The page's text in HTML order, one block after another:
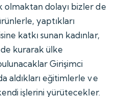
olmaktan dolayı bizler de
yaptıkları
katkı sunan kadınlar,
kurarak ülke
Girişimci
aldıkları eğitimlerle ve
işlerini yürütecekler.